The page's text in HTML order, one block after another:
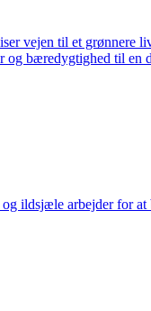
vejen til et grønnere
bæredygtighed til en
ildsjæle arbejder for